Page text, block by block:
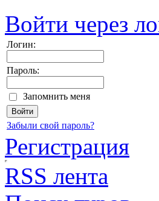
Войти через
Логин:
Пароль:
Запомнить меня
Забыли свой пароль?
Регистрация
RSS лента